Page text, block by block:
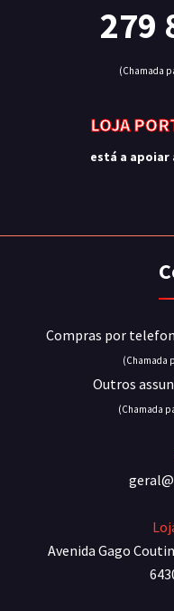
279
(Chamada
LOJA
está a apoiar
Compras por
(Chamada
Outros
(Chamada
Avenida Gago